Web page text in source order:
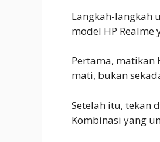
Langkah-langkah
model HP
Pertama, matikan
mati, bukan
Setelah itu, tekan
Kombinasi yang